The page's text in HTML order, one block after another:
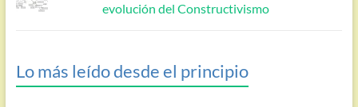
evolución del Constructivismo
Lo más leído desde el principio